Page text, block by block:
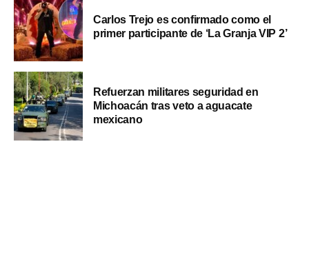
Carlos Trejo es confirmado como el
primer participante de ‘La Granja VIP 2’
Refuerzan militares seguridad en
Michoacán tras veto a aguacate
mexicano